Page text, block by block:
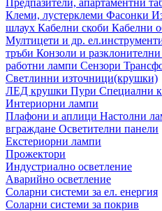
Клеми, лустерклеми Фасонки
шлаух Кабелни скоби Кабелни
Мултицети и др.
тръби Конзоли и
работни лампи Сензори
Светлинни източници(крушки)
ЛЕД крушки Пури Специални
Интериорни лампи
Плафони и аплици Настолни
вграждане Осветителни панели
Екстериорни лампи
Прожектори
Индустриално осветление
Аварийно осветление
Соларни системи за ел. енергия
Соларни системи за покрив